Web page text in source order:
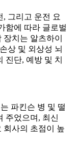
, 그리고 운전 요
함에 따라 글로벌
치는 알츠하이
상 및 외상성 뇌
진단, 예방 및 치
파킨슨 병 및 떨
주었으며, 최신
회사의 초점이 높